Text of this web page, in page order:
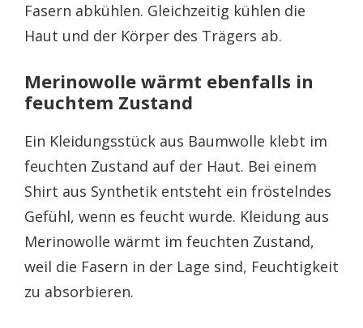
Fasern abkühlen. Gleichzeitig kühlen die
Haut und der Körper des Trägers ab.
Merinowolle wärmt ebenfalls in
feuchtem Zustand
Ein Kleidungsstück aus Baumwolle klebt im
feuchten Zustand auf der Haut. Bei einem
Shirt aus Synthetik entsteht ein fröstelndes
Gefühl, wenn es feucht wurde. Kleidung aus
Merinowolle wärmt im feuchten Zustand,
weil die Fasern in der Lage sind, Feuchtigkeit
zu absorbieren.